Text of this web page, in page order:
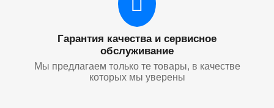
Гарантия качества и сервисное
обслуживание
Мы предлагаем только те товары, в качестве
которых мы уверены